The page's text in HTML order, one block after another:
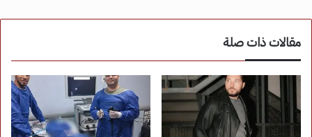
مقالات ذات صلة